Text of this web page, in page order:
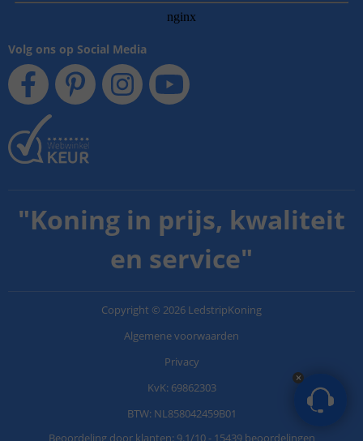
Volg ons op Social Media
"Koning in prijs, kwaliteit
en service"
Copyright © 2026 LedstripKoning
Algemene voorwaarden
Privacy
KvK: 69862303
BTW: NL858042459B01
Beoordeling door klanten: 9.1/10- 15439 beoordelingen